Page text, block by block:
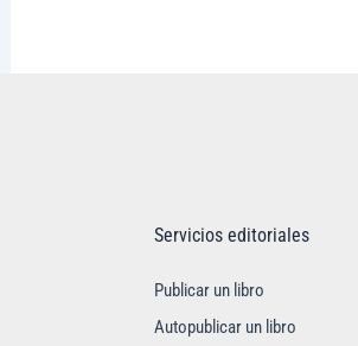
Servicios editoriales
Publicar un libro
Autopublicar un libro